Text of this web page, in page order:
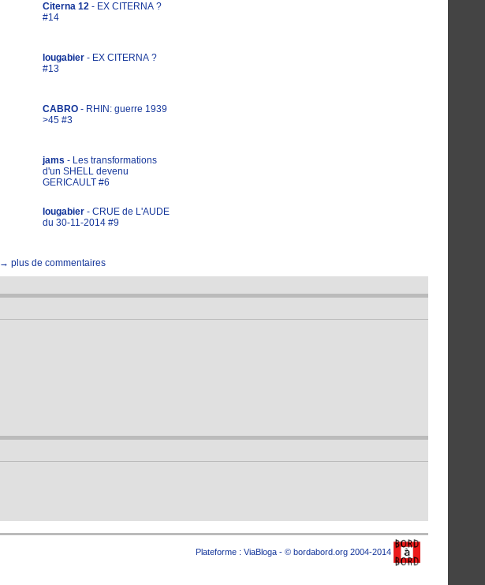
Citerna 12 - EX CITERNA ?
#14
lougabier - EX CITERNA ?
#13
CABRO - RHIN: guerre 1939
>45 #3
jams - Les transformations
d'un SHELL devenu
GERICAULT #6
lougabier - CRUE de L'AUDE
du 30-11-2014 #9
→ plus de commentaires
Plateforme : ViaBloga - © bordabord.org 2004-2014